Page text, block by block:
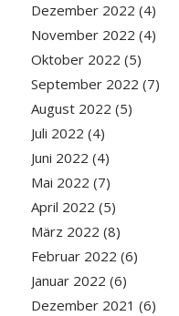
Dezember 2022 (4)
November 2022 (4)
Oktober 2022 (5)
September 2022 (7)
August 2022 (5)
Juli 2022 (4)
Juni 2022 (4)
Mai 2022 (7)
April 2022 (5)
März 2022 (8)
Februar 2022 (6)
Januar 2022 (6)
Dezember 2021 (6)